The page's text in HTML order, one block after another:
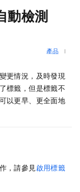
動檢測
產品
更情況，及時發現
標籤，但是標籤不
以更早、更全面地
，請參見啟用標籤